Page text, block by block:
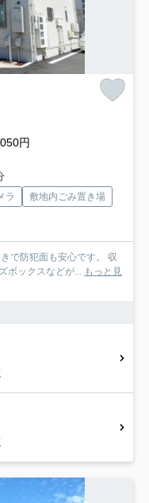
円
ラ
敷地内ごみ置き場
で防犯面も安心です。 収
ボックスなどが... もっと見